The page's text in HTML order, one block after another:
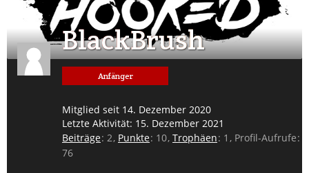
BlackBrush
Anfänger
Mitglied seit 14. Dezember 2020
Letzte Aktivität: 15. Dezember 2021
Beiträge 2 Punkte 10 Trophäen 1
Profil-Aufrufe
76